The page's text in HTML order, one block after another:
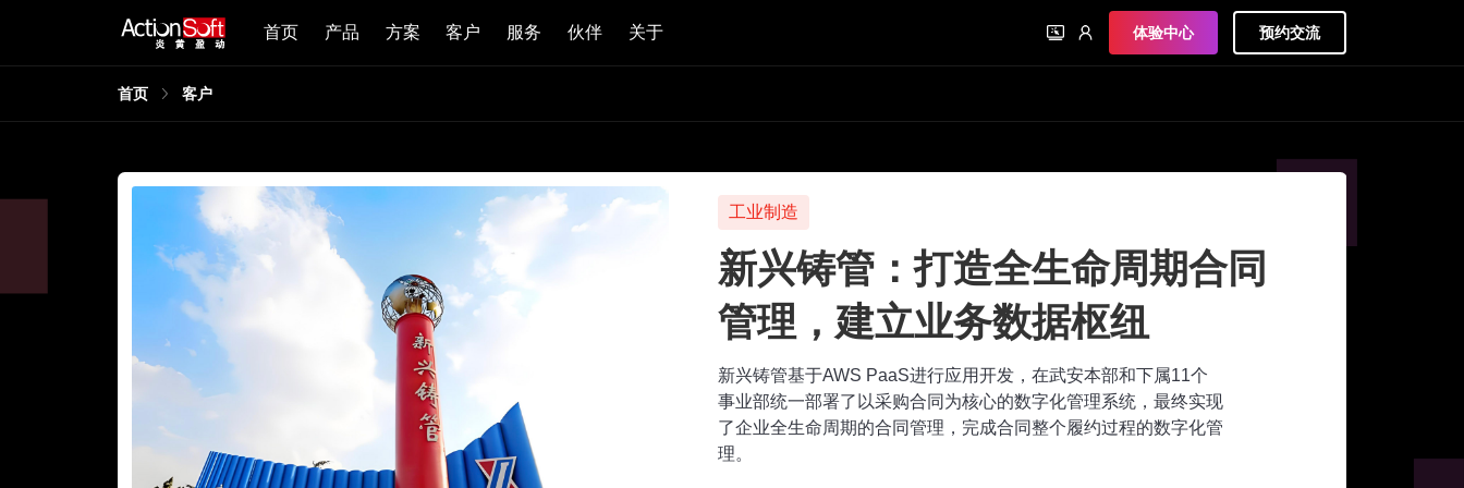
首页 产品 方案 客户 服务 伙伴 关于 体验中心 预约交流
首页 客户
建筑工程
上海基础：低代码打造集团统一
管控的数字化业务中台
经过十二大业务版块，200支核心业务流程的业务中台建设，以及
端到端全生命周期的项目管理构建，上海基础集团完成了各业务领
域在信息层面统一整合，加速实现了信息化的既定目标。